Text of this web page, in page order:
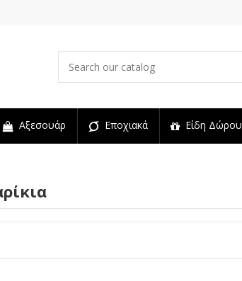
Αξεσουάρ Εποχιακά Είδη Δώρου